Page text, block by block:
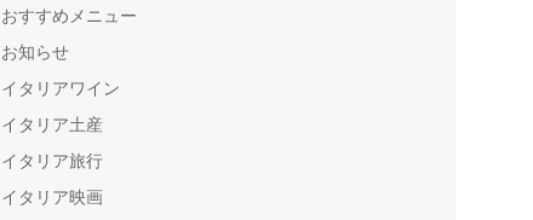
おすすめメニュー
お知らせ
イタリアワイン
イタリア土産
イタリア旅行
イタリア映画